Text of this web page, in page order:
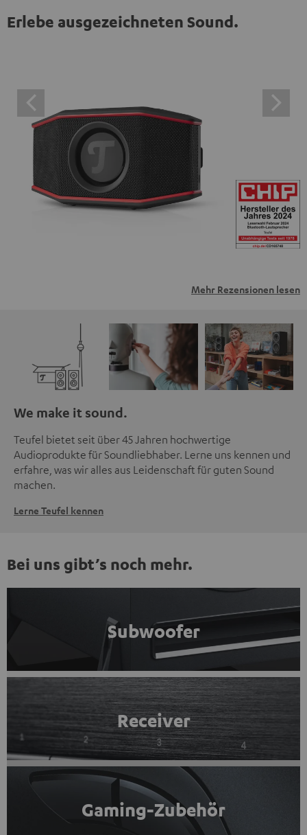
Erlebe ausgezeichneten Sound.
Mehr Rezensionen lesen
We make it sound.
Teufel bietet seit über 45 Jahren hochwertige
Audioprodukte für Soundliebhaber. Lerne uns kennen und
erfahre, was wir alles aus Leidenschaft für guten Sound
machen.
Lerne Teufel kennen
Bei uns gibt’s noch mehr.
Subwoofer
Receiver
Gaming-Zubehör